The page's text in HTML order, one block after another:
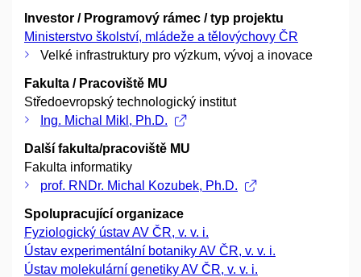
Investor / Programový rámec / typ projektu
Ministerstvo školství, mládeže a tělovýchovy ČR
Velké infrastruktury pro výzkum, vývoj a inovace
Fakulta / Pracoviště MU
Středoevropský technologický institut
Ing. Michal Mikl, Ph.D.
Další fakulta/pracoviště MU
Fakulta informatiky
prof. RNDr. Michal Kozubek, Ph.D.
Spolupracující organizace
Fyziologický ústav AV ČR, v. v. i.
Ústav experimentální botaniky AV ČR, v. v. i.
Ústav molekulární genetiky AV ČR, v. v. i.